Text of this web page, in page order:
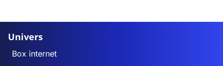
Univers
Box internet